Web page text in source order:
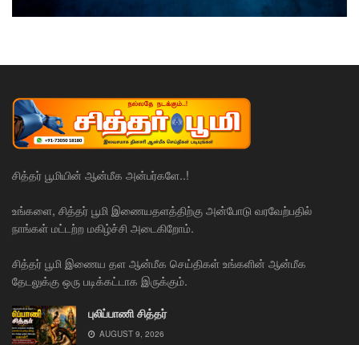
சித்தர் பூமியின் ஆன்மீக அன்பர்களே..!
உங்களை, சித்தர் பூமி இணையதளத்திற்கு அன்போடு வரவேற்பதில்
நாங்கள் மட்டற்ற மகிழ்ச்சி அடைகிறோம்.
சித்தர் பூமி இணைய தள ஆன்மீக செய்திகள் உங்களின் ஆன்மீக
தேடலுக்கு ஒரு படிக்கட்டாக இருக்கும்.
புலிப்பாணி சித்தர்
AUGUST 9, 2026